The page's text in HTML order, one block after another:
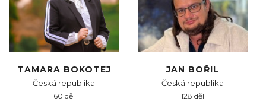
TAMARA BOKOTEJ
Česká republika
60 děl
JAN BOŘIL
Česká republika
128 děl